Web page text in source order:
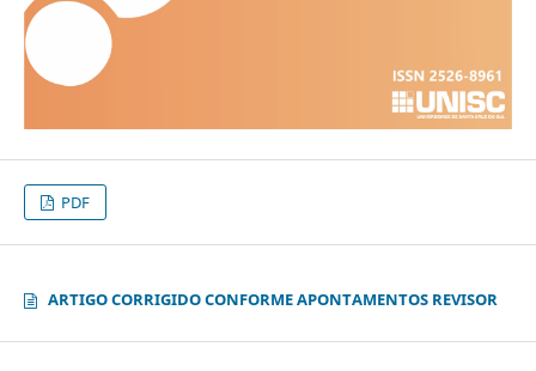
PDF
ARTIGO CORRIGIDO CONFORME APONTAMENTOS REVISOR